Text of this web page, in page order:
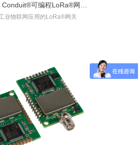
Conduit®可编程LoRa®网关
（MTCDT系列）
业物联网应用的LoRa®网关